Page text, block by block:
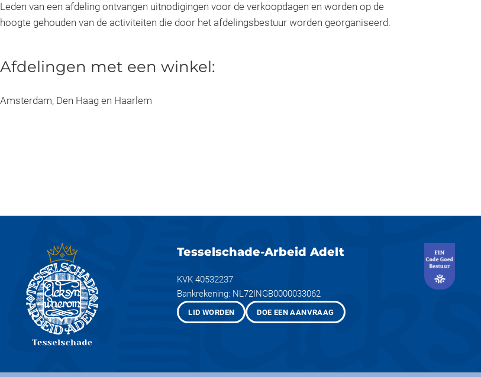
Leden van een afdeling ontvangen uitnodigingen voor de verkoopdagen en worden op de
hoogte gehouden van de activiteiten die door het afdelingsbestuur worden georganiseerd.
Afdelingen met een winkel:
Amsterdam, Den Haag en Haarlem
Tesselschade-Arbeid Adelt
KVK 40532237
Bankrekening: NL72INGB0000033062
LID WORDEN DOE EEN AANVRAAG